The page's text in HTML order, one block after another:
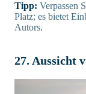
Tipp: Verpassen
Platz; es bietet
Autors.
27. Aussicht